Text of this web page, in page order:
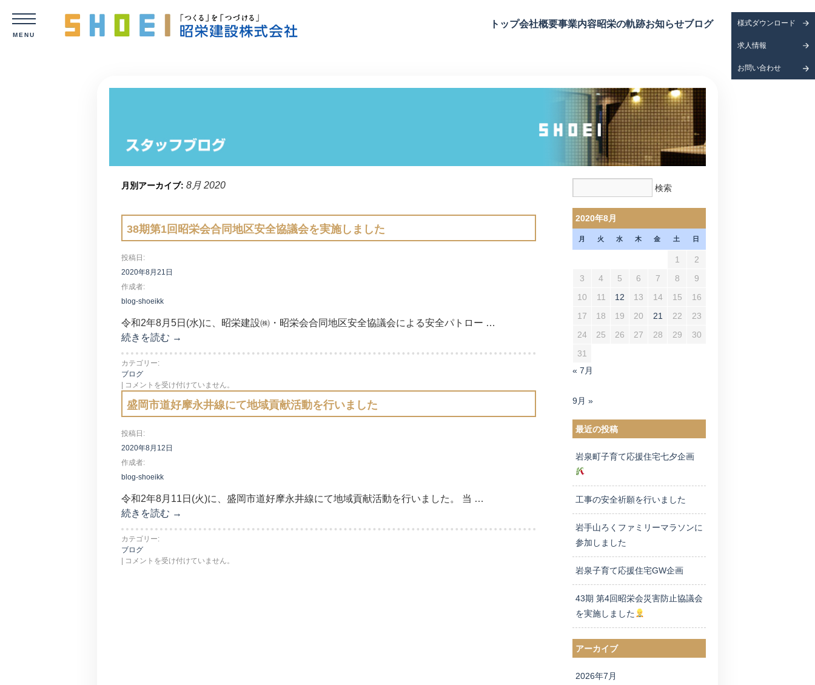
トップ会社概要事業内容昭栄の軌跡お知らせブログ 様式ダウンロード
求人情報
お問い合わせ
月別アーカイブ: 8月 2020
38期第1回昭栄会合同地区安全協議会を実施しました
投稿日:
2020年8月21日
作成者:
blog-shoeikk
令和2年8月5日(水)に、昭栄建設㈱・昭栄会合同地区安全協議会による安全パトロー …
続きを読む →
カテゴリー:
ブログ
コメントを受け付けていません。
盛岡市道好摩永井線にて地域貢献活動を行いました
投稿日:
2020年8月12日
作成者:
blog-shoeikk
令和2年8月11日(火)に、盛岡市道好摩永井線にて地域貢献活動を行いました。 当 …
続きを読む →
カテゴリー:
ブログ
コメントを受け付けていません。
2020年8月
月 火 水 木 金 土 日
1
2
3
4 5 6 7 8
9
10
11 12 13 14 15
16
17
18 19 20 21 22
23
24
25 26 27 28 29
30
31
« 7月
9月 »
最近の投稿
岩泉町子育て応援住宅七夕企画
工事の安全祈願を行いました
岩手山ろくファミリーマラソンに
参加しました
岩泉子育て応援住宅GW企画
43期 第4回昭栄会災害防止協議会
を実施しました
アーカイブ
2026年7月